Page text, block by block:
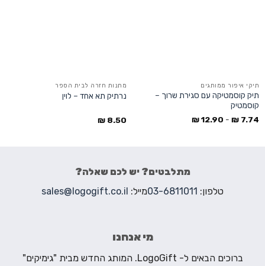
תיקי איפור ממותגים
תיק קוסמטיקה עם סגירת שרוך –
קוסמטיק
7.74
₪
-
12.90
₪
מתנות חזרה לבית הספר
נרתיק תא אחד – לוין
8.50
₪
מתלבטים? יש לכם שאלה?
טלפון: 03-6811011מייל: sales@logogift.co.il
מי אנחנו
ברוכים הבאים ל- LogoGift. המותג החדש מבית "גימיקים"